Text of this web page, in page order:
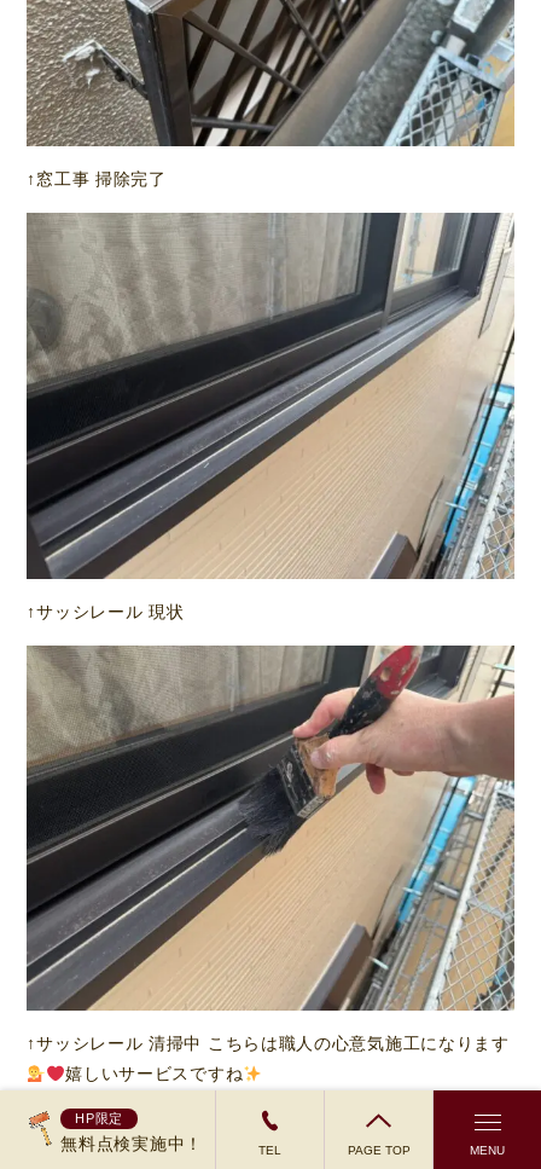
HP限定
無料点検実施中！ TEL PAGE TOP MENU
↑窓工事 掃除完了
↑サッシレール 現状
↑サッシレール 清掃中 こちらは職人の心意気施工になります
嬉しいサービスですね